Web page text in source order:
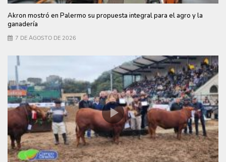
Akron mostró en Palermo su propuesta integral para el agro y la
ganadería
7 DE AGOSTO DE 2026